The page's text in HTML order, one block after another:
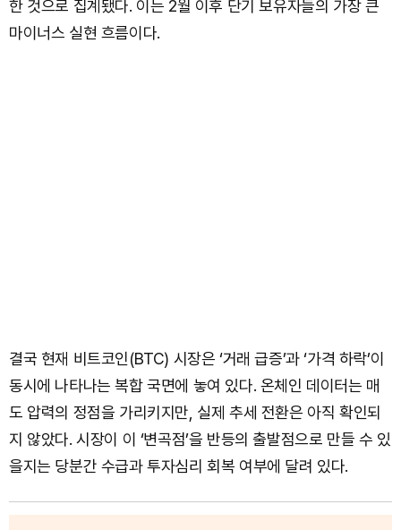
한 것으로 집계됐다. 이는 2월 이후 단기 보유자들의 가장 큰
마이너스 실현 흐름이다.
결국 현재 비트코인(BTC) 시장은 ‘거래 급증’과 ‘가격 하락’이
동시에 나타나는 복합 국면에 놓여 있다. 온체인 데이터는 매
도 압력의 정점을 가리키지만, 실제 추세 전환은 아직 확인되
지 않았다. 시장이 이 ‘변곡점’을 반등의 출발점으로 만들 수 있
을지는 당분간 수급과 투자심리 회복 여부에 달려 있다.